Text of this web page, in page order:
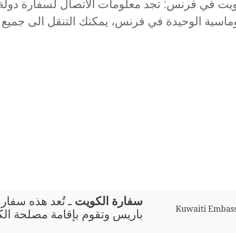
الكويت في فرنس: تجد معلومات الاتصال لسفارة
الوحيدة في فرنس، يمكنك التنقل الى
Kuwaiti
سفارة الكويت ـ تُعد هذه
باريس وتقوم بإقامة مصلحة